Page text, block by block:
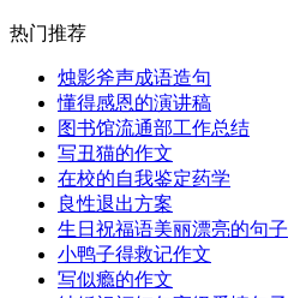
热门推荐
烛影斧声成语造句
懂得感恩的演讲稿
图书馆流通部工作总结
写丑猫的作文
在校的自我鉴定药学
良性退出方案
生日祝福语美丽漂亮的句子
小鸭子得救记作文
写似瘾的作文